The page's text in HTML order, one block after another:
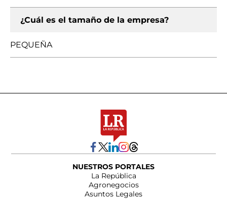
¿Cuál es el tamaño de la empresa?
PEQUEÑA
NUESTROS PORTALES
La República
Agronegocios
Asuntos Legales